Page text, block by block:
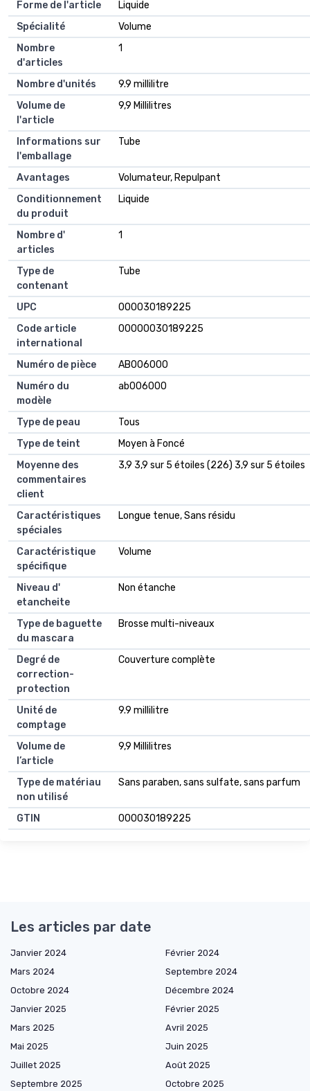
Forme de l'article
Liquide
Spécialité
Volume
Nombre
d'articles
1
Nombre d'unités
9.9 millilitre
Volume de
l'article
9,9 Millilitres
Informations sur
l'emballage
Tube
Avantages
Volumateur, Repulpant
Conditionnement
du produit
Liquide
Nombre d'
articles
1
Type de
contenant
Tube
UPC
000030189225
Code article
international
00000030189225
Numéro de pièce
AB006000
Numéro du
modèle
ab006000
Type de peau
Tous
Type de teint
Moyen à Foncé
Moyenne des
commentaires
client
3,9 3,9 sur 5 étoiles (226) 3,9 sur 5 étoiles
Caractéristiques
spéciales
Longue tenue, Sans résidu
Caractéristique
spécifique
Volume
Niveau d'
etancheite
Non étanche
Type de baguette
du mascara
Brosse multi-niveaux
Degré de
correction-
protection
Couverture complète
Unité de
comptage
9.9 millilitre
Volume de
l’article
9,9 Millilitres
Type de matériau
non utilisé
Sans paraben, sans sulfate, sans parfum
GTIN 000030189225
Les articles par date
Janvier 2024
Février 2024
Mars 2024
Septembre 2024
Octobre 2024
Décembre 2024
Janvier 2025
Février 2025
Mars 2025
Avril 2025
Mai 2025
Juin 2025
Juillet 2025
Août 2025
Septembre 2025
Octobre 2025